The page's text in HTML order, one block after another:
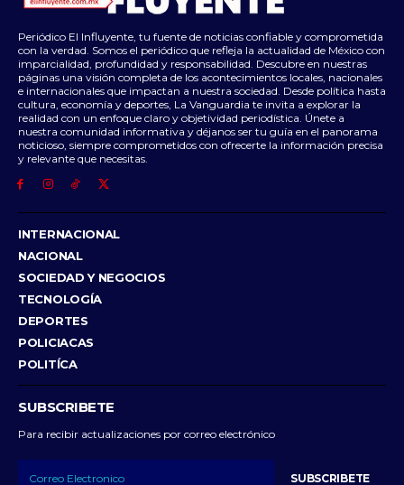
Periódico El Influyente, tu fuente de noticias confiable y comprometida
con la verdad. Somos el periódico que refleja la actualidad de México con
imparcialidad, profundidad y responsabilidad. Descubre en nuestras
páginas una visión completa de los acontecimientos locales, nacionales
e internacionales que impactan a nuestra sociedad. Desde política hasta
cultura, economía y deportes, La Vanguardia te invita a explorar la
realidad con un enfoque claro y objetividad periodística. Únete a
nuestra comunidad informativa y déjanos ser tu guía en el panorama
noticioso, siempre comprometidos con ofrecerte la información precisa
y relevante que necesitas.
INTERNACIONAL
NACIONAL
SOCIEDAD Y NEGOCIOS
TECNOLOGÍA
DEPORTES
POLICIACAS
POLITÍCA
SUBSCRIBETE
Para recibir actualizaciones por correo electrónico
SUBSCRIBETE